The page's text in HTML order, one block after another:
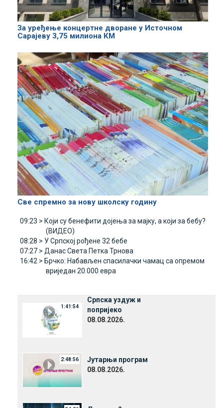
За уређење концертне дворане у Источном
Сарајеву 3,75 милиона КМ
Све спремно за нову школску годину
09:23 > Који су бенефити дојења за мајку, а који за бебу?
(ВИДЕО)
08:28 > У Српској рођене 32 бебе
07:27 > Данас Света Петка Трнова
16:42 > Брчко: Набављен спасилачки чамац са опремом
вриједан 20.000 евра
1:41:54
Српска уздуж и
попријеко
08.08.2026.
2:48:56
Јутарњи програм
08.08.2026.